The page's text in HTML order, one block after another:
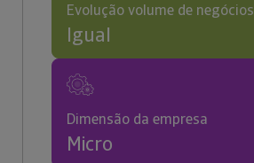
Evolução volume de negócios
Igual
Dimensão da empresa
Micro